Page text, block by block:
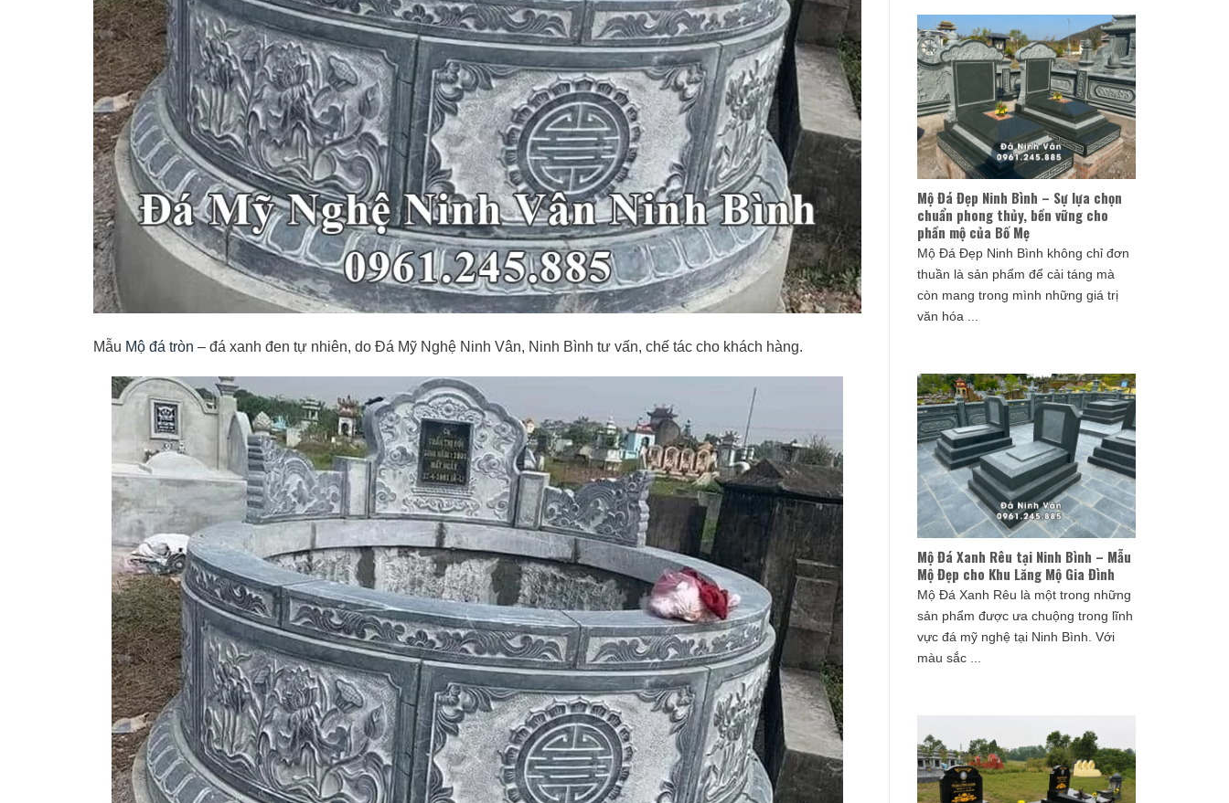
Mẫu Mộ đá tròn – đá xanh đen tự nhiên, do Đá Mỹ Nghệ Ninh Vân, Ninh Bình tư vấn, chế tác cho khách hàng.
Mộ Đá Đẹp Ninh Bình – Sự lựa chọn
chuẩn phong thủy, bền vững cho
phần mộ của Bố Mẹ
Mộ Đá Đẹp Ninh Bình không chỉ đơn
thuần là sản phẩm để cải táng mà
còn mang trong mình những giá trị
văn hóa ...
Mộ Đá Xanh Rêu tại Ninh Bình – Mẫu
Mộ Đẹp cho Khu Lăng Mộ Gia Đình
Mộ Đá Xanh Rêu là một trong những
sản phẩm được ưa chuộng trong lĩnh
vực đá mỹ nghệ tại Ninh Bình. Với
màu sắc ...